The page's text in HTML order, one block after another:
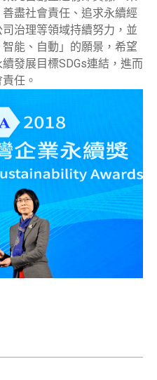
盡社會責任、追求永續經
治理等領域持續努力，並
能、自動」的願景，希望
發展目標SDGs連結，進而
任。